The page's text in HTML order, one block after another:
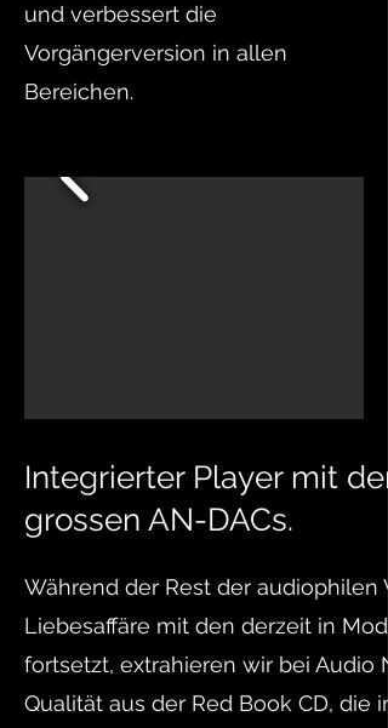
und verbessert die
Vorgängerversion in allen
Bereichen.
Integrierter Player mit
grossen AN-DACs.
Während der Rest der
Liebesaffäre mit den derzeit in
fortsetzt, extrahieren wir bei
Qualität aus der Red Book CD,